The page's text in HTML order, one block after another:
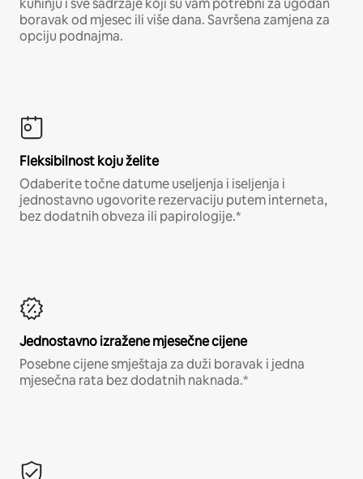
kuhinju i sve sadržaje koji su vam potrebni za ugodan
boravak od mjesec ili više dana. Savršena zamjena za
opciju podnajma.
Fleksibilnost koju želite
Odaberite točne datume useljenja i iseljenja i
jednostavno ugovorite rezervaciju putem interneta,
bez dodatnih obveza ili papirologije.*
Jednostavno izražene mjesečne cijene
Posebne cijene smještaja za duži boravak i jedna
mjesečna rata bez dodatnih naknada.*